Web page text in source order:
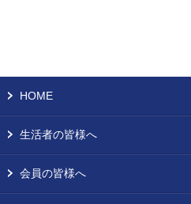
HOME
生活者の皆様へ
会員の皆様へ